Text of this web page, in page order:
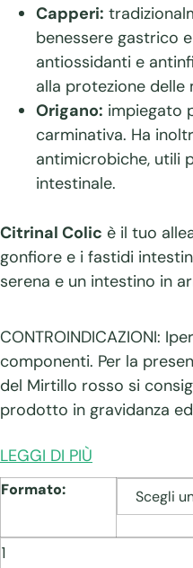
Capperi:
benessere gastrico
antiossidanti e
alla protezione
Origano: impiegato
carminativa. Ha
antimicrobiche, utili
intestinale.
Citrinal Colic è il tuo
gonfiore e i fastidi
serena e un intestino in
CONTROINDICAZIONI:
componenti. Per la
del Mirtillo rosso si
prodotto in gravidanza
LEGGI DI PIÙ
Formato:
Citrinal
Colic